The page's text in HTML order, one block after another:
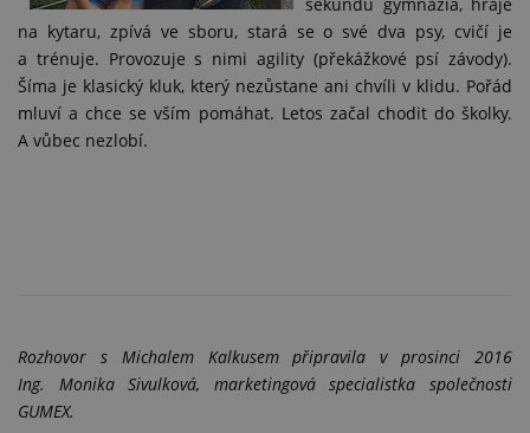
na kytaru, zpívá ve sboru, stará se o své dva psy, cvičí je
a trénuje. Provozuje s nimi agility (překážkové psí závody).
Šíma je klasický kluk, který nezůstane ani chvíli v klidu. Pořád
mluví a chce se vším pomáhat. Letos začal chodit do školky.
A vůbec nezlobí.
Rozhovor s Michalem Kalkusem připravila v prosinci 2016
Ing. Monika Sivulková, marketingová specialistka společnosti
GUMEX.